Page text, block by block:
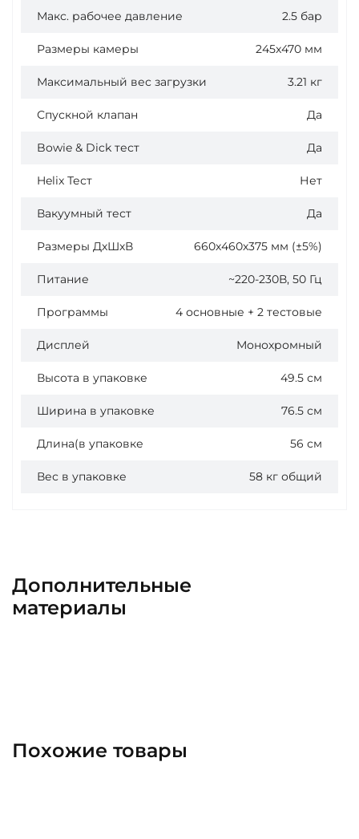
Макс. рабочее давление 2.5 бар
Размеры камеры 245x470 мм
Максимальный вес загрузки 3.21 кг
Спускной клапан Да
Bowie & Dick тест Да
Helix Тест Нет
Вакуумный тест Да
Размеры ДхШхВ 660х460х375 мм (±5%)
Питание ~220-230В, 50 Гц
Программы 4 основные + 2 тестовые
Дисплей Монохромный
Высота в упаковке 49.5 см
Ширина в упаковке 76.5 см
Длина(в упаковке 56 см
Вес в упаковке 58 кг общий
Дополнительные
материалы
Похожие товары